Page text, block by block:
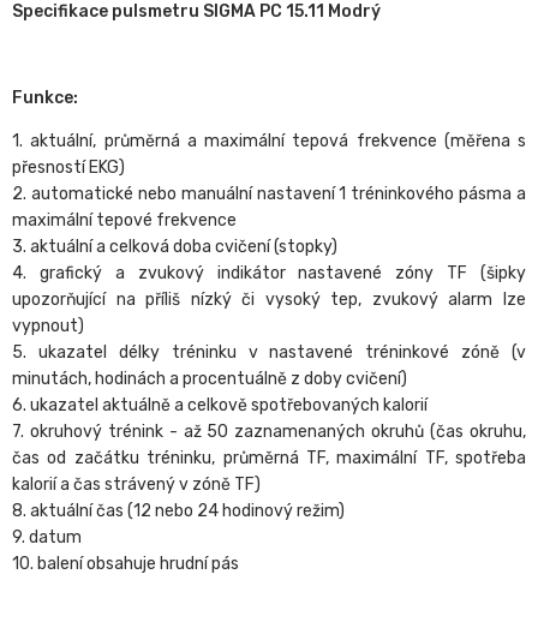
Specifikace pulsmetru SIGMA PC 15.11 Modrý
Funkce:
1. aktuální, průměrná a maximální tepová frekvence (měřena s
přesností EKG)
2. automatické nebo manuální nastavení 1 tréninkového pásma a
maximální tepové frekvence
3. aktuální a celková doba cvičení (stopky)
4. grafický a zvukový indikátor nastavené zóny TF (šipky
upozorňující na příliš nízký či vysoký tep, zvukový alarm lze
vypnout)
5. ukazatel délky tréninku v nastavené tréninkové zóně (v
minutách, hodinách a procentuálně z doby cvičení)
6. ukazatel aktuálně a celkově spotřebovaných kalorií
7. okruhový trénink - až 50 zaznamenaných okruhů (čas okruhu,
čas od začátku tréninku, průměrná TF, maximální TF, spotřeba
kalorií a čas strávený v zóně TF)
8. aktuální čas (12 nebo 24 hodinový režim)
9. datum
10. balení obsahuje hrudní pás